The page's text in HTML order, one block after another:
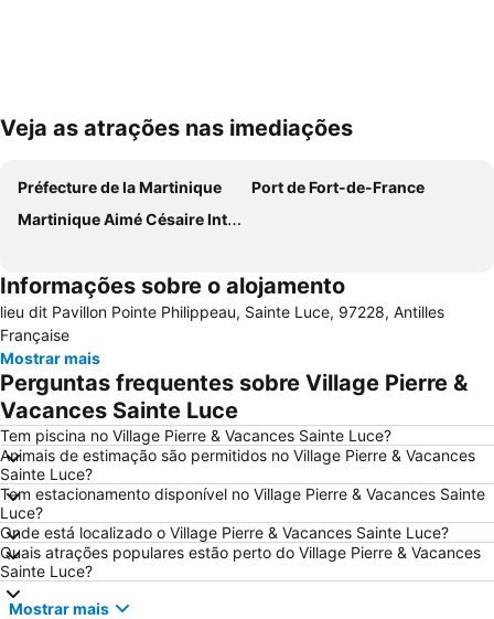
Ampliar mapa
Veja as atrações nas imediações
Préfecture de la Martinique
Port de Fort-de-France
Martinique Aimé Césaire International Airport
Informações sobre o alojamento
lieu dit Pavillon Pointe Philippeau, Sainte Luce, 97228, Antilles
Française
Mostrar mais
Perguntas frequentes sobre Village Pierre &
Vacances Sainte Luce
Tem piscina no Village Pierre & Vacances Sainte Luce?
Animais de estimação são permitidos no Village Pierre & Vacances
Sainte Luce?
Tem estacionamento disponível no Village Pierre & Vacances Sainte
Luce?
Onde está localizado o Village Pierre & Vacances Sainte Luce?
Quais atrações populares estão perto do Village Pierre & Vacances
Sainte Luce?
Mostrar mais